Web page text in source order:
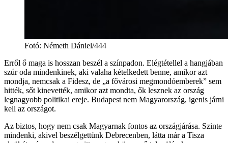
Fotó: Németh Dániel/444
Erről ő maga is hosszan beszél a színpadon. Elégtétellel a hangjában
szúr oda mindenkinek, aki valaha kételkedett benne, amikor azt
mondja, nemcsak a Fidesz, de „a fővárosi megmondóemberek” sem
hitték, sőt kinevették, amikor azt mondta, ők lesznek az ország
legnagyobb politikai ereje. Budapest nem Magyarország, igenis járni
kell az országot.
Az biztos, hogy nem csak Magyarnak fontos az országjárása. Szinte
mindenki, akivel beszélgettünk Debrecenben, látta már a Tisza